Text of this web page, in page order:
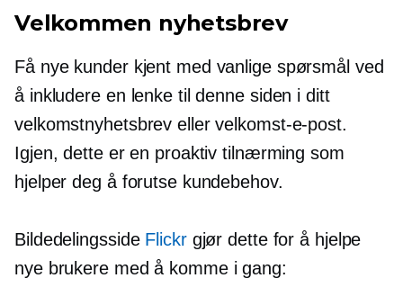
Velkommen nyhetsbrev
Få nye kunder kjent med vanlige spørsmål ved
å inkludere en lenke til denne siden i ditt
velkomstnyhetsbrev eller velkomst-e-post.
Igjen, dette er en proaktiv tilnærming som
hjelper deg å forutse kundebehov.
Bildedelingsside Flickrgjør dette for å hjelpe
nye brukere med å komme i gang: